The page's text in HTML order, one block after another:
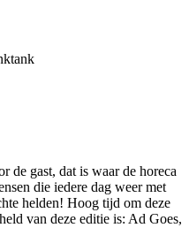
de gast, dat is waar de horeca
die iedere dag weer met
helden! Hoog tijd om deze
van deze editie is: Ad Goes,